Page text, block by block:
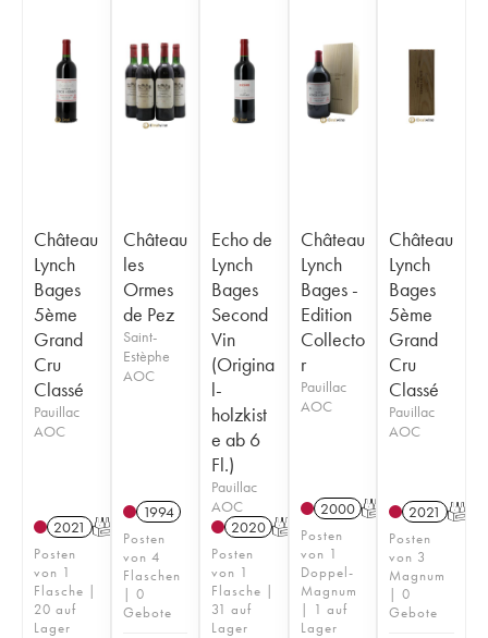
Château
Lynch
Bages
5ème
Grand
Cru
Classé
Pauillac
AOC
2021 T
Posten
von 1
Flasche |
20 auf
Lager
Château
les
Ormes
de Pez
Saint-
Estèphe
AOC
1994
Posten
von 4
Flaschen
| 0
Gebote
Echo de
Lynch
Bages
Second
Vin
(Origina
l-
holzkist
e ab 6
Fl.)
Pauillac
AOC
2020 T
Posten
von 1
Flasche |
31 auf
Lager
Château
Lynch
Bages -
Edition
Collecto
r
Pauillac
AOC
2000 T
Posten
von 1
Doppel-
Magnum
| 1 auf
Lager
Château
Lynch
Bages
5ème
Grand
Cru
Classé
Pauillac
AOC
2021 T
Posten
von 3
Magnum
| 0
Gebote